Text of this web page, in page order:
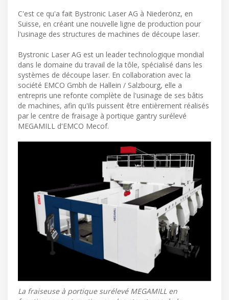
C'est ce qu'a fait Bystronic Laser AG à Niederönz, en
Suisse, en créant une nouvelle ligne de production pour
l'usinage des structures de machines de découpe laser.
Bystronic Laser AG est un leader technologique mondial
dans le domaine du travail de la tôle, spécialisé dans les
systèmes de découpe laser. En collaboration avec la
société EMCO Gmbh de Hallein / Salzbourg, elle a
entrepris une refonte complète de l'usinage de ses bâtis
de machines, afin qu'ils puissent être entièrement réalisés
par le centre de fraisage à portique gantry surélevé
MEGAMILL d'EMCO Mecof.
La fraiseuse à portique surélevé MEGAMILL en